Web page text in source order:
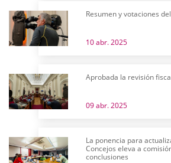
Resumen y votaciones
10 abr. 2025
Aprobada la revisión
09 abr. 2025
La ponencia para
Concejos eleva a
conclusiones